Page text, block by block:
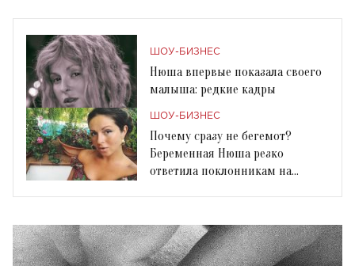
ШОУ-БИЗНЕС
Нюша впервые показала своего
малыша: редкие кадры
ШОУ-БИЗНЕС
Почему сразу не бегемот?
Беременная Нюша резко
ответила поклонникам на